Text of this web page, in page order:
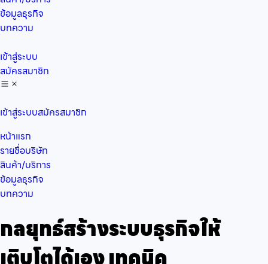
ข้อมูลธุรกิจ
บทความ
เข้าสู่ระบบ
สมัครสมาชิก
เข้าสู่ระบบสมัครสมาชิก
หน้าแรก
รายชื่อบริษัท
สินค้า/บริการ
ข้อมูลธุรกิจ
บทความ
กลยุทธ์สร้างระบบธุรกิจให้